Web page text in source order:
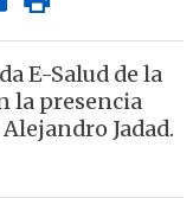
E-Salud de la
la presencia
Jadad.